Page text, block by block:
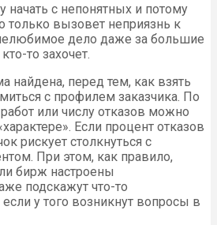
начать с непонятных и потому
только вызовет неприязнь к
дело даже за большие
то захочет.
найдена, перед тем, как взять
с профилем заказчика. По
или числу отказов можно
Если процент отказов
рискует столкнуться с
При этом, как правило,
бирж настроены
подскажут что-то
у того возникнут вопросы в